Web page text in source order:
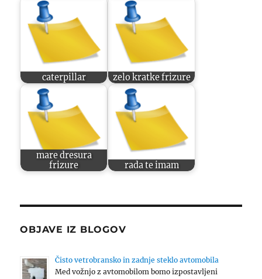
caterpillar zelo kratke frizure
mare dresura
frizure
rada te imam
OBJAVE IZ BLOGOV
Čisto vetrobransko in zadnje steklo avtomobila
Med vožnjo z avtomobilom bomo izpostavljeni